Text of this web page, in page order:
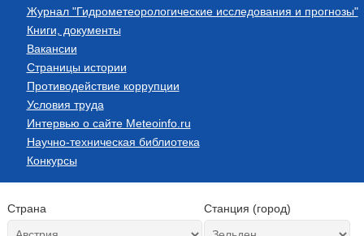
Журнал "Гидрометеорологические исследования и прогнозы"
Книги, документы
Вакансии
Страницы истории
Противодействие коррупции
Условия труда
Интервью о сайте Meteoinfo.ru
Научно-техническая библиотека
Конкурсы
Страна Станция (город)